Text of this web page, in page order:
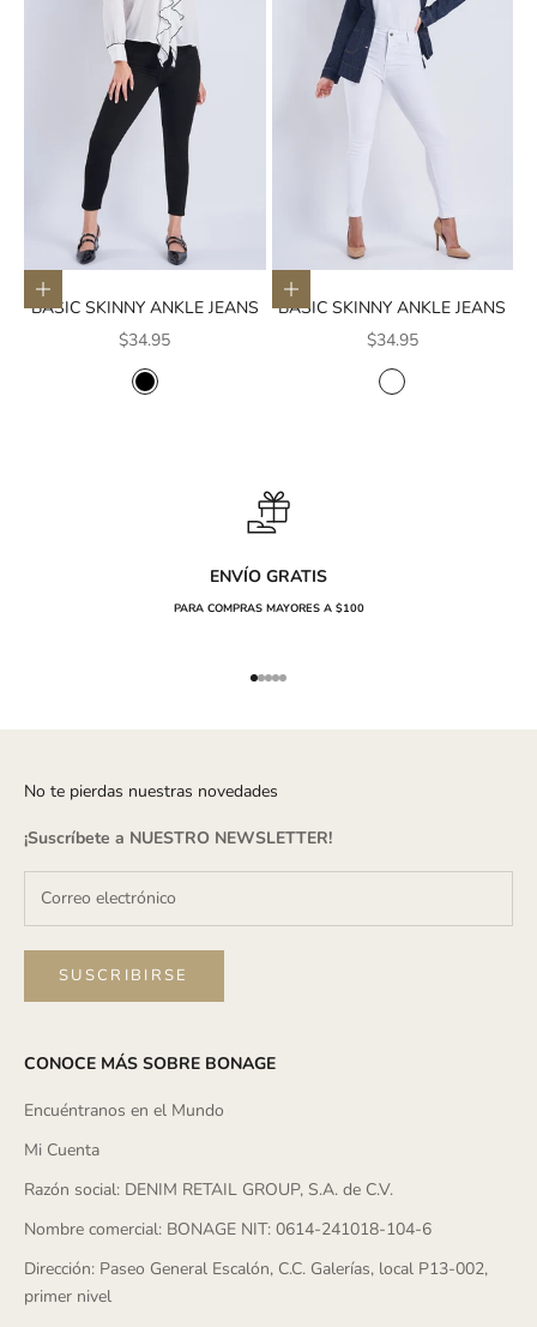
Elige opciones
BASIC SKINNY ANKLE JEANS
Precio de oferta
$34.95
COLOR
NEGRO
Elige opciones
BASIC SKINNY ANKLE JEANS
Precio de oferta
$34.95
COLOR
BLANCO
ENVÍO GRATIS
PARA COMPRAS MAYORES A $100
Ir al artículo 1
Ir al artículo 2
Ir al artículo 3
Ir al artículo 4
Ir al artículo 5
No te pierdas nuestras novedades
¡Suscríbete a NUESTRO NEWSLETTER!
SUSCRIBIRSE
CONOCE MÁS SOBRE BONAGE
Encuéntranos en el Mundo
Mi Cuenta
Razón social: DENIM RETAIL GROUP, S.A. de C.V.
Nombre comercial: BONAGE NIT: 0614-241018-104-6
Dirección: Paseo General Escalón, C.C. Galerías, local P13-002,
primer nivel